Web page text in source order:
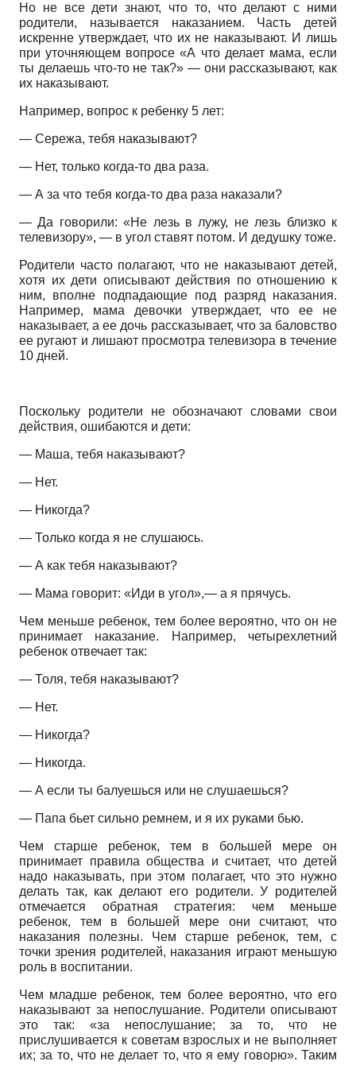
Но не все дети знают, что то, что делают с ними
родители, называется наказанием. Часть детей
искренне утверждает, что их не наказывают. И лишь
при уточняющем вопросе «А что делает мама, если
ты делаешь что-то не так?» — они рассказывают, как
их наказывают.
Например, вопрос к ребенку 5 лет:
— Сережа, тебя наказывают?
— Нет, только когда-то два раза.
— А за что тебя когда-то два раза наказали?
— Да говорили: «Не лезь в лужу, не лезь близко к
телевизору», — в угол ставят потом. И дедушку тоже.
Родители часто полагают, что не наказывают детей,
хотя их дети описывают действия по отношению к
ним, вполне подпадающие под разряд наказания.
Например, мама девочки утверждает, что ее не
наказывает, а ее дочь рассказывает, что за баловство
ее ругают и лишают просмотра телевизора в течение
10 дней.
Поскольку родители не обозначают словами свои
действия, ошибаются и дети:
— Маша, тебя наказывают?
— Нет.
— Никогда?
— Только когда я не слушаюсь.
— А как тебя наказывают?
— Мама говорит: «Иди в угол»,— а я прячусь.
Чем меньше ребенок, тем более вероятно, что он не
принимает наказание. Например, четырехлетний
ребенок отвечает так:
— Толя, тебя наказывают?
— Нет.
— Никогда?
— Никогда.
— А если ты балуешься или не слушаешься?
— Папа бьет сильно ремнем, и я их руками бью.
Чем старше ребенок, тем в большей мере он
принимает правила общества и считает, что детей
надо наказывать, при этом полагает, что это нужно
делать так, как делают его родители. У родителей
отмечается обратная стратегия: чем меньше
ребенок, тем в большей мере они считают, что
наказания полезны. Чем старше ребенок, тем, с
точки зрения родителей, наказания играют меньшую
роль в воспитании.
Чем младше ребенок, тем более вероятно, что его
наказывают за непослушание. Родители описывают
это так: «за непослушание; за то, что не
прислушивается к советам взрослых и не выполняет
их; за то, что не делает то, что я ему говорю». Таким